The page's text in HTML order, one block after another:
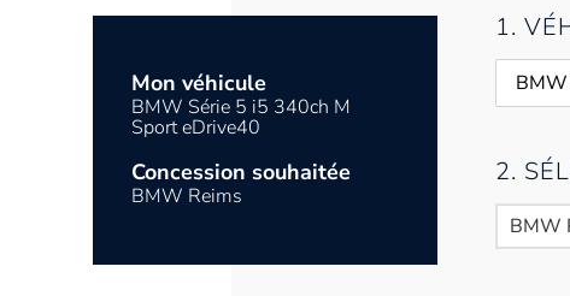
Mon véhicule
BMW Série 5 i5 340ch M
Sport eDrive40
Concession souhaitée
BMW Reims
1.
2.
BMW